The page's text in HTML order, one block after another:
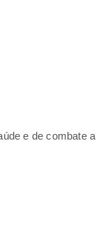
e de combate a